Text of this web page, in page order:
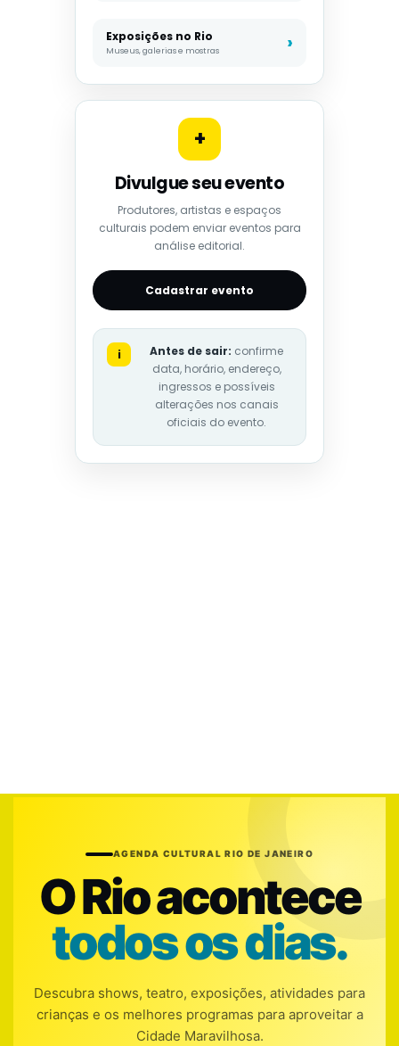
Exposições no Rio
Museus, galerias e mostras
+
Divulgue seu evento
Produtores, artistas e espaços
culturais podem enviar eventos para
análise editorial.
Cadastrar evento
i Antes de sair: confirme
data, horário, endereço,
ingressos e possíveis
alterações nos canais
oficiais do evento.
AGENDA CULTURAL RIO DE JANEIRO
O Rio acontece
todos os dias.
Descubra shows, teatro, exposições, atividades para
crianças e os melhores programas para aproveitar a
Cidade Maravilhosa.